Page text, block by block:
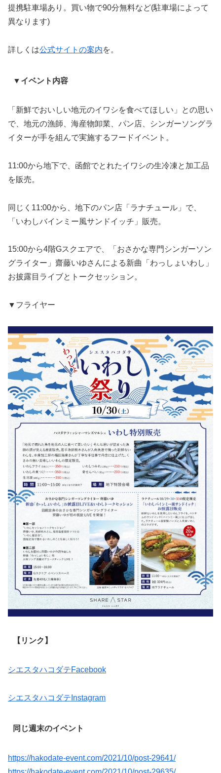
提携駐車場あり。買い物で90分無料など(駐車場によって
異なります)
詳しくは公式サイトの案内を。
▼イベント内容
「新鮮でおいしい地元のイワシを食べてほしい」との思い
で、地元の漁師、海産物卸業、パン店、シンガーソングラ
イターが手を組んで実施するフードイベント。
11:00から地下で、函館でとれたイワシの生冷凍と加工品
を販売。
同じく11:00から、地下のパン店「ラナチュール」で、
「いわしバインミー風サンドイッチ」販売。
15:00から4階Gスクエアで、「おさかな専門シンガーソン
グライター」齋藤いゆさんによる新曲「わっしょいわし」
お披露目ライブとトークセッション。
▼フライヤー
【リンク】
シエスタハコダテFacebook
シエスタハコダテInstagram
同じ週末のイベント
https://hakodate-event.com/2021/10/post-29641/